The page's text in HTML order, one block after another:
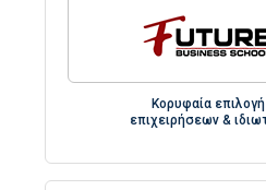
Κορυφαία επιλογή
επιχειρήσεων &